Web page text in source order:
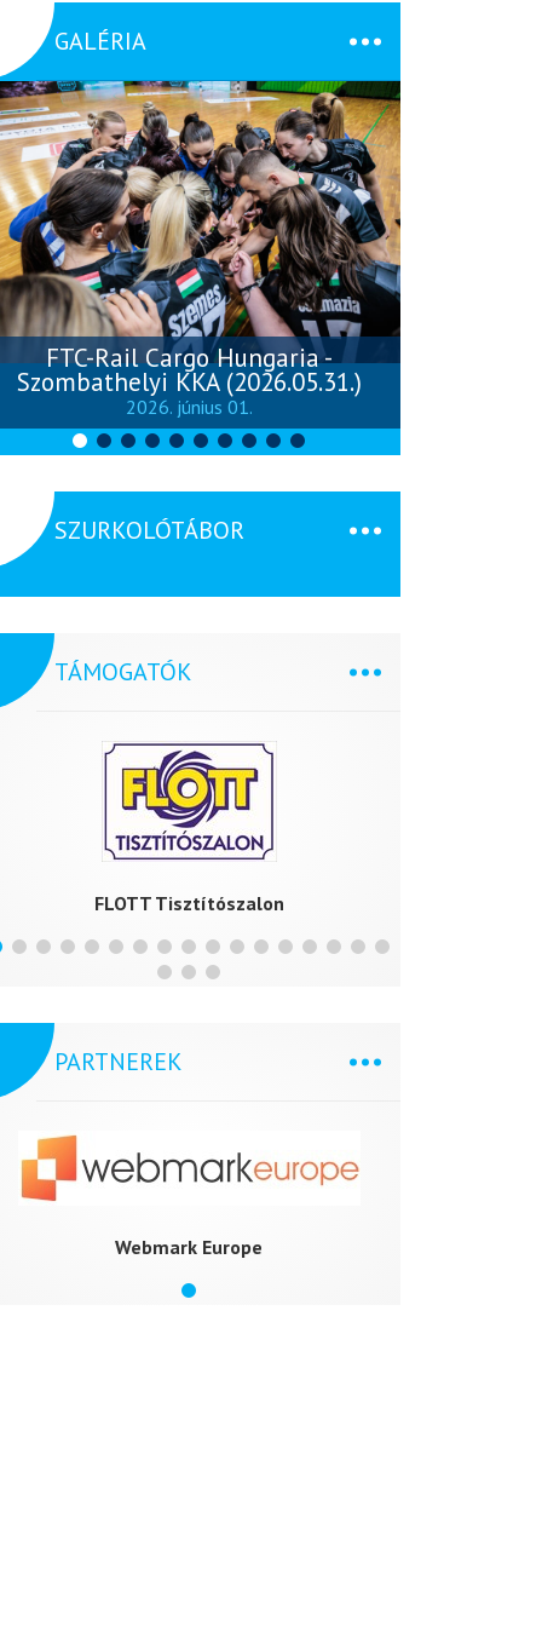
GALÉRIA
FTC-Rail Cargo Hungaria -
Szombathelyi KKA (2026.05.31.)
2026. június 01.
SZURKOLÓTÁBOR
TÁMOGATÓK
FLOTT Tisztítószalon
PARTNEREK
Webmark Europe